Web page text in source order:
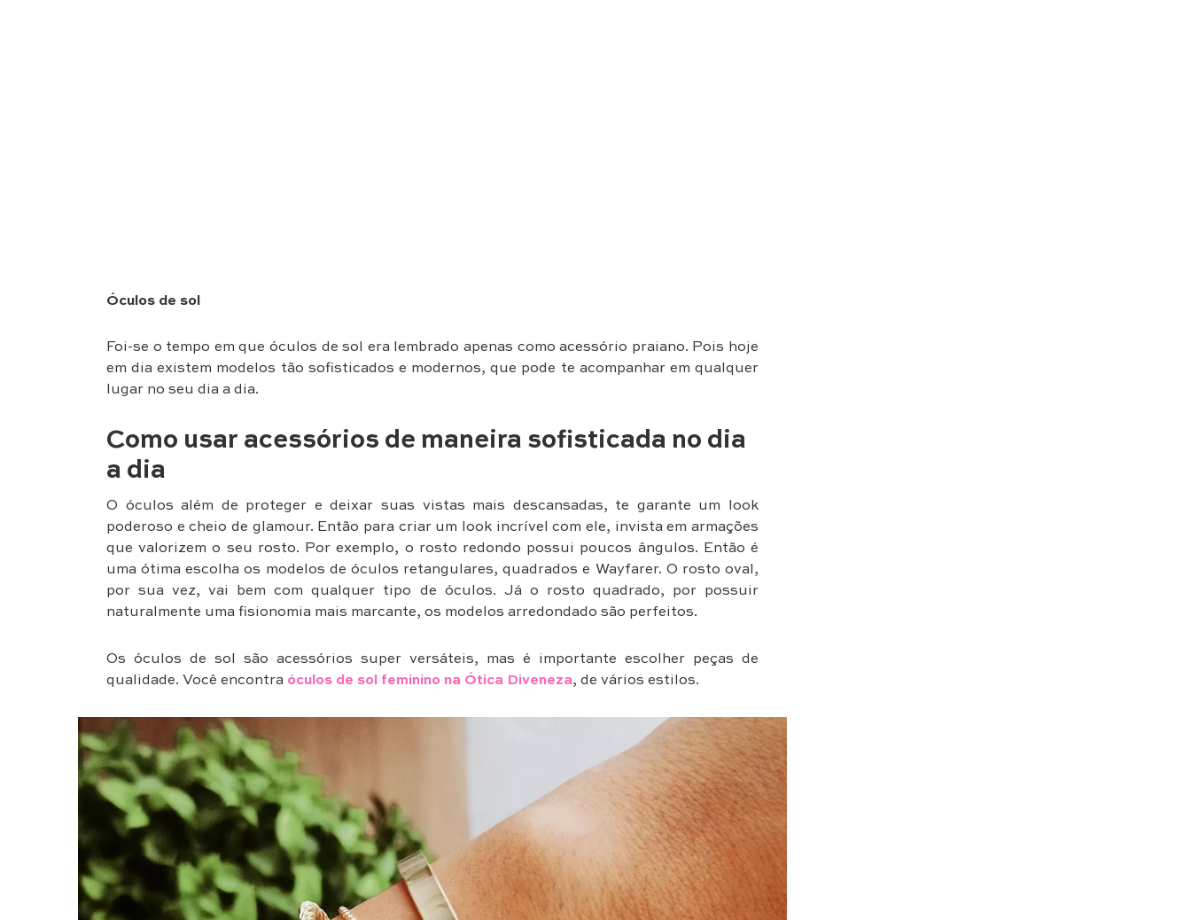
Óculos de sol
Foi-se o tempo em que óculos de sol era lembrado apenas como acessório praiano. Pois hoje
em dia existem modelos tão sofisticados e modernos, que pode te acompanhar em qualquer
lugar no seu dia a dia.
Como usar acessórios de maneira sofisticada no dia
a dia
O óculos além de proteger e deixar suas vistas mais descansadas, te garante um look
poderoso e cheio de glamour. Então para criar um look incrível com ele, invista em armações
que valorizem o seu rosto. Por exemplo, o rosto redondo possui poucos ângulos. Então é
uma ótima escolha os modelos de óculos retangulares, quadrados e Wayfarer. O rosto oval,
por sua vez, vai bem com qualquer tipo de óculos. Já o rosto quadrado, por possuir
naturalmente uma fisionomia mais marcante, os modelos arredondado são perfeitos.
Os óculos de sol são acessórios super versáteis, mas é importante escolher peças de
qualidade. Você encontra óculos de sol feminino na Ótica Diveneza, de vários estilos.